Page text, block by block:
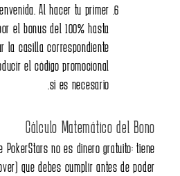
de bienvenida. Al hacer tu primer
optar por el bonus del 100% hasta
marcar la casilla correspondiente
o introducir el código promocional
si es necesario.
Cálculo Matemático del
de PokerStars no es dinero gratuito:
(rollover) que debes cumplir antes de